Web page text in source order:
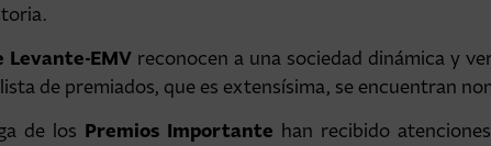
EMV reconocen a una sociedad dinámica y
de premiados, que es extensísima, se encuentran
de los Premios Importante han recibido